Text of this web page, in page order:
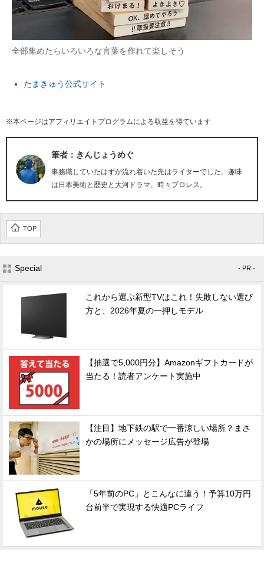
全部集めたらいろいろな言葉を作れて楽しそう
たまきゅう公式サイト
※本ページはアフィリエイトプログラムによる収益を得ています
筆者：きんじょうめぐ
事務職していたはずが流れ着いた先はライターでした。趣味
は日本美術と歴史と大河ドラマ、時々プロレス。
TOP
Special - PR -
これから選ぶ新型TVはこれ！失敗しない選び
方と、2026年夏の一押しモデル
【抽選で5,000円分】Amazonギフトカードが
当たる！読者アンケート実施中
【注目】地下鉄の駅で一番涼しい場所？まさ
かの場所にメッセージ広告が登場
「5年前のPC」とこんなに違う！予算10万円
台前半で実現する快適PCライフ